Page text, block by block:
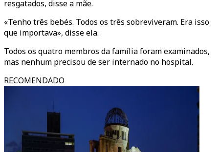
resgatados, disse a mãe.
«Tenho três bebés. Todos os três sobreviveram. Era isso
que importava», disse ela.
Todos os quatro membros da família foram examinados,
mas nenhum precisou de ser internado no hospital.
RECOMENDADO